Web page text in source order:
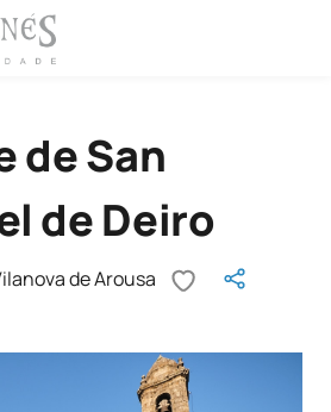
de San
de Deiro
de Arousa